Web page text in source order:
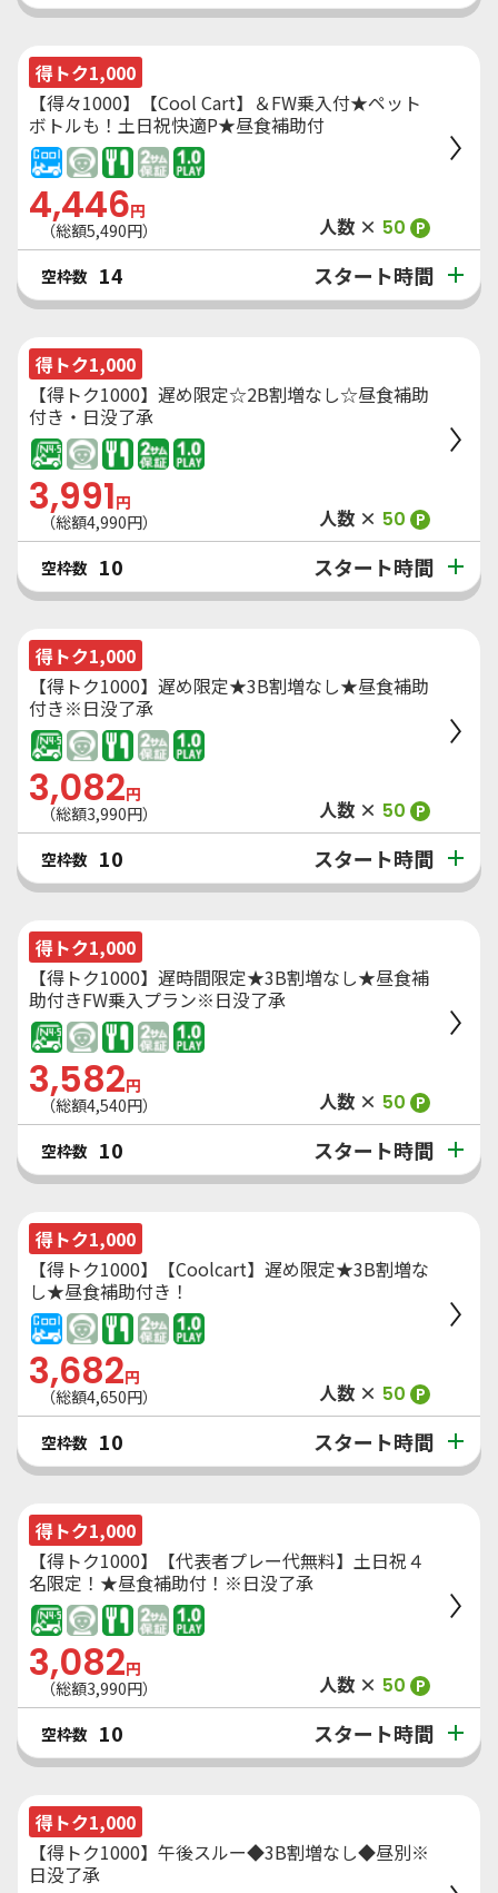
得トク1,000
【得々1000】【Cool Cart】＆FW乗入付★ペット
ボトルも！土日祝快適P★昼食補助付
4,446円
（総額5,490円） 人数 × 50 P
空枠数 14 スタート時間
得トク1,000
【得トク1000】遅め限定☆2B割増なし☆昼食補助
付き・日没了承
3,991円
（総額4,990円） 人数 × 50 P
空枠数 10 スタート時間
得トク1,000
【得トク1000】遅め限定★3B割増なし★昼食補助
付き※日没了承
3,082円
（総額3,990円） 人数 × 50 P
空枠数 10 スタート時間
得トク1,000
【得トク1000】遅時間限定★3B割増なし★昼食補
助付きFW乗入プラン※日没了承
3,582円
（総額4,540円） 人数 × 50 P
空枠数 10 スタート時間
得トク1,000
【得トク1000】【Coolcart】遅め限定★3B割増な
し★昼食補助付き！
3,682円
（総額4,650円） 人数 × 50 P
空枠数 10 スタート時間
得トク1,000
【得トク1000】【代表者プレー代無料】土日祝４
名限定！★昼食補助付！※日没了承
3,082円
（総額3,990円） 人数 × 50 P
空枠数 10 スタート時間
得トク1,000
【得トク1000】午後スルー◆3B割増なし◆昼別※
日没了承